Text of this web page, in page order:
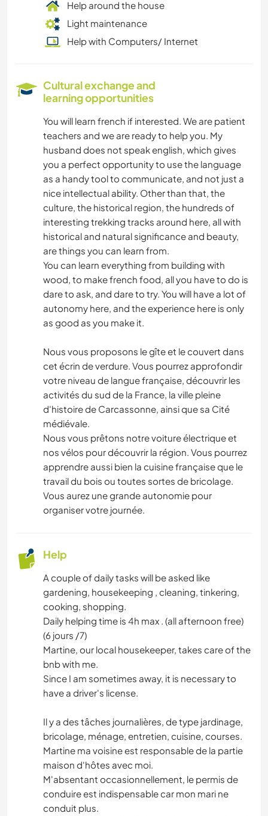
Help around the house
Light maintenance
Help with Computers/ Internet
Cultural exchange and
learning opportunities
You will learn french if interested. We are patient
teachers and we are ready to help you. My
husband does not speak english, which gives
you a perfect opportunity to use the language
as a handy tool to communicate, and not just a
nice intellectual ability. Other than that, the
culture, the historical region, the hundreds of
interesting trekking tracks around here, all with
historical and natural significance and beauty,
are things you can learn from.
You can learn everything from building with
wood, to make french food, all you have to do is
dare to ask, and dare to try. You will have a lot of
autonomy here, and the experience here is only
as good as you make it.
Nous vous proposons le gîte et le couvert dans
cet écrin de verdure. Vous pourrez approfondir
votre niveau de langue française, découvrir les
activités du sud de la France, la ville pleine
d'histoire de Carcassonne, ainsi que sa Cité
médiévale.
Nous vous prêtons notre voiture électrique et
nos vélos pour découvrir la région. Vous pourrez
apprendre aussi bien la cuisine française que le
travail du bois ou toutes sortes de bricolage.
Vous aurez une grande autonomie pour
organiser votre journée.
Help
A couple of daily tasks will be asked like
gardening, housekeeping , cleaning, tinkering,
cooking, shopping.
Daily helping time is 4h max . (all afternoon free)
(6 jours /7)
Martine, our local housekeeper, takes care of the
bnb with me.
Since I am sometimes away, it is necessary to
have a driver's license.
Il y a des tâches journalières, de type jardinage,
bricolage, ménage, entretien, cuisine, courses.
Martine ma voisine est responsable de la partie
maison d'hôtes avec moi.
M'absentant occasionnellement, le permis de
conduire est indispensable car mon mari ne
conduit plus.